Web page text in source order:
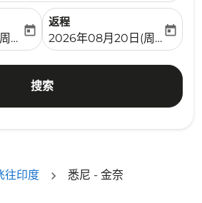
date-aria-label
四)
today
返程
fc-booking-return-date-
2026年08月20日(周四)
today
搜索
往印度 悉尼 - 金奈